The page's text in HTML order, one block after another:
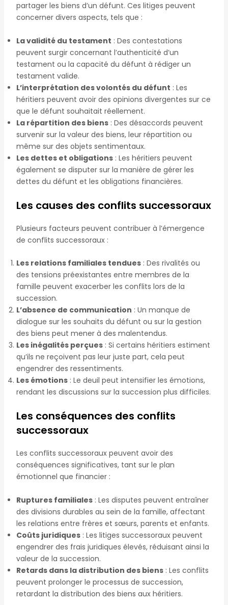
partager les biens d’un défunt. Ces litiges peuvent
concerner divers aspects, tels que :
La validité du testament : Des contestations
peuvent surgir concernant l’authenticité d’un
testament ou la capacité du défunt à rédiger un
testament valide.
L’interprétation des volontés du défunt : Les
héritiers peuvent avoir des opinions divergentes sur ce
que le défunt souhaitait réellement.
La répartition des biens: Des désaccords peuvent
survenir sur la valeur des biens, leur répartition ou
même sur des objets sentimentaux.
Les dettes et obligations: Les héritiers peuvent
également se disputer sur la manière de gérer les
dettes du défunt et les obligations financières.
Les causes des conflits successoraux
Plusieurs facteurs peuvent contribuer à l’émergence
de conflits successoraux :
Les relations familiales tendues: Des rivalités ou
des tensions préexistantes entre membres de la
famille peuvent exacerber les conflits lors de la
succession.
L’absence de communication : Un manque de
dialogue sur les souhaits du défunt ou sur la gestion
des biens peut mener à des malentendus.
Les inégalités perçues: Si certains héritiers estiment
qu’ils ne reçoivent pas leur juste part, cela peut
engendrer des ressentiments.
Les émotions: Le deuil peut intensifier les émotions,
rendant les discussions sur la succession plus difficiles.
Les conséquences des conflits
successoraux
Les conflits successoraux peuvent avoir des
conséquences significatives, tant sur le plan
émotionnel que financier :
Ruptures familiales: Les disputes peuvent entraîner
des divisions durables au sein de la famille, affectant
les relations entre frères et sœurs, parents et enfants.
Coûts juridiques: Les litiges successoraux peuvent
engendrer des frais juridiques élevés, réduisant ainsi la
valeur de la succession.
Retards dans la distribution des biens: Les conflits
peuvent prolonger le processus de succession,
retardant la distribution des biens aux héritiers.